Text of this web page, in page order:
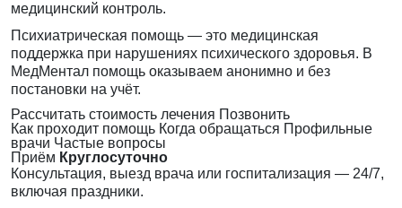
медицинский контроль.
Психиатрическая помощь — это медицинская
поддержка при нарушениях психического здоровья. В
МедМентал помощь оказываем анонимно и без
постановки на учёт.
Рассчитать стоимость лечения Позвонить
Как проходит помощь Когда обращаться Профильные
врачи Частые вопросы
Приём Круглосуточно
Консультация, выезд врача или госпитализация — 24/7,
включая праздники.